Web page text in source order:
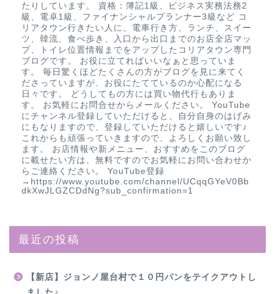
たりしています。 資格：簿記1級、ビジネス実務法務2
級、電卓1級、ファイナンシャルプランナー3級など コ
リアタウン行きたい人に、電車行き方、ランチ、スイー
ツ、韓流、食べ歩き、入口から出口までのお店全店マッ
プ、トイレ位置情報までをアップしたコリアタウン専門
ブログです。 お役に立てればいいなぁと思っていま
す。 毎日驚くほどたくさんの方がブログを見に来てく
ださっていますが、お役にたてているのか心配になる
日々です。 どうしてもの方には買い物代行もありま
す。 お気軽にお問合せからメールください。 YouTube
にチャンネル登録していただけると、自分自身のはげみ
にもなりますので、登録していただけると嬉しいです♪
これからも頑張っていきますので、よろしくお願い致し
ます。 お店情報や新メニュー、おすすめをこのブログ
に載せたい方は、無料ですのでお気軽にお問い合わせか
らご連絡ください。 YouTube登録
→https://www.youtube.com/channel/UCqqGYeV0Bb
dkXwJLGZCDdNg?sub_confirmation=1
最近の投稿
【新店】ジョンノ屋台村で１０円パンをテイクアウトし